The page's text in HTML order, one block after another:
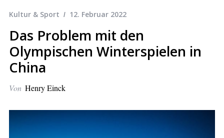
Kultur & Sport 12. Februar 2022
Das Problem mit den
Olympischen Winterspielen in
China
Von Henry Einck